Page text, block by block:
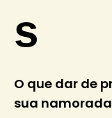
s
O que dar de
sua namorada